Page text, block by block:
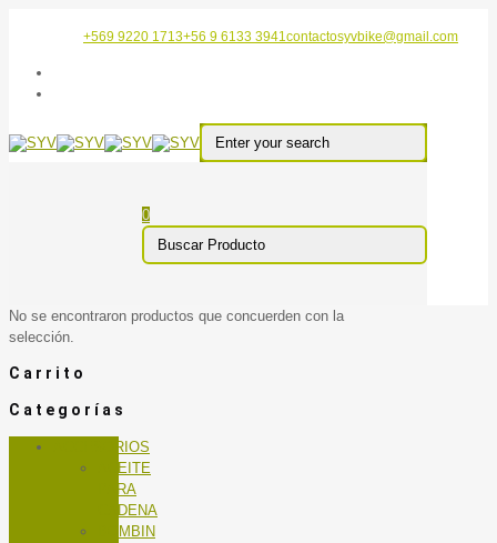
+569 9220 1713+56 9 6133 3941contactosyvbike@gmail.com
0
No se encontraron productos que concuerden con la
selección.
Carrito
Categorías
ACCESORIOS
ACEITE
PARA
CADENA
BOMBIN